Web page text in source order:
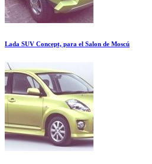
Lada SUV Concept, para el Salon de Moscú